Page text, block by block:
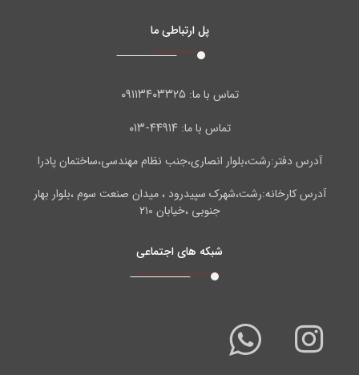
پل ارتباطی ما
تماس با ما:۰۹۱۱۳۴۰۳۳۲۵
تماس با ما: ۴۴۹۱۴-۰۱۳
آدرس دفتر:رشت،بلوار انصاری،جنب نظام مهندسی،ساختمان پادرا
آدرس کارخانه:رشت،شهرک سپیدرود ، میدان صنعت سوم ،بلوار بهار
جنوبی ،خیابان ۲۱۰
شبکه های اجتماعی